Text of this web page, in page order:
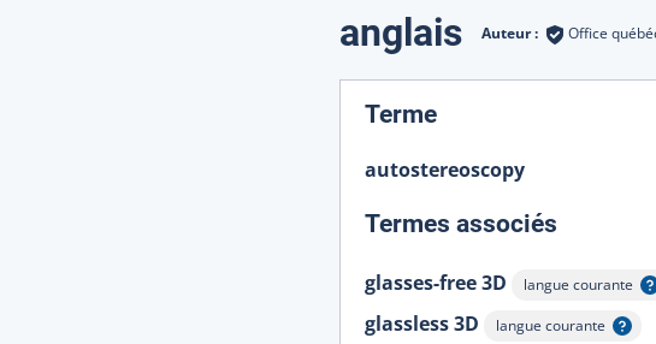
Traductions
anglais Auteur : Office
Terme:
autostereoscopy
Termes associés
glasses-free 3D langue courante
Afficher l'infobulle
glassless 3D langue courante
Afficher l'infobulle